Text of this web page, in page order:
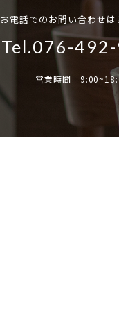
お電話でのお問い合わせは
Tel.076-
営業時間